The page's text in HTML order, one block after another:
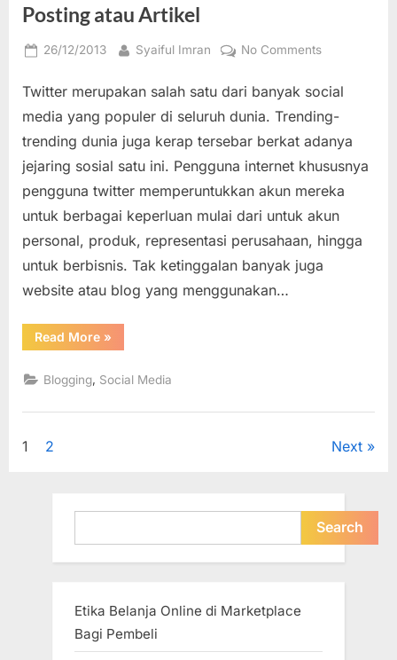
Posting atau Artikel
Posted
26/12/2013 By
Syaiful Imran No Commentson
Menyisipkan
atau
Tweet
ke
Posting
atau
Artikel
Twitter merupakan salah satu dari banyak social
media yang populer di seluruh dunia. Trending-
trending dunia juga kerap tersebar berkat adanya
jejaring sosial satu ini. Pengguna internet khususnya
pengguna twitter memperuntukkan akun mereka
untuk berbagai keperluan mulai dari untuk akun
personal, produk, representasi perusahaan, hingga
untuk berbisnis. Tak ketinggalan banyak juga
website atau blog yang menggunakan…
Read More“Cara
Menyisipkan
Quote
Tweet
Posting
»
Blogging Social Media
Posts
1 2 Next
Search
Etika Belanja Online di Marketplace
Bagi Pembeli